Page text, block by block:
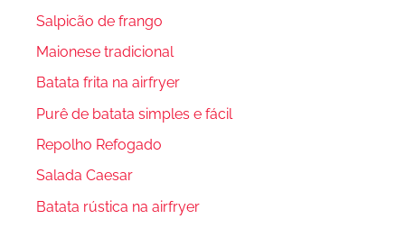
Salpicão de frango
Maionese tradicional
Batata frita na airfryer
Purê de batata simples e fácil
Repolho Refogado
Salada Caesar
Batata rústica na airfryer